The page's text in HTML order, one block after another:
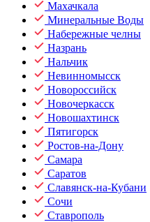
Махачкала
Минеральные Воды
Набережные челны
Назрань
Нальчик
Невинномысск
Новороссийск
Новочеркасск
Новошахтинск
Пятигорск
Ростов-на-Дону
Самара
Саратов
Славянск-на-Кубани
Сочи
Ставрополь